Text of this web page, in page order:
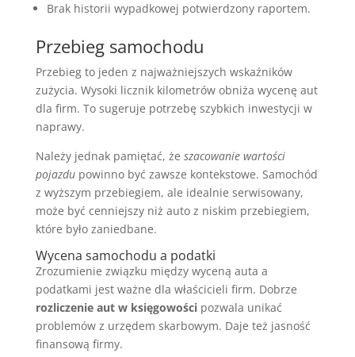
Brak historii wypadkowej potwierdzony raportem.
Przebieg samochodu
Przebieg to jeden z najważniejszych wskaźników
zużycia. Wysoki licznik kilometrów obniża wycenę aut
dla firm. To sugeruje potrzebę szybkich inwestycji w
naprawy.
Należy jednak pamiętać, że szacowanie wartości
pojazdupowinno być zawsze kontekstowe. Samochód
z wyższym przebiegiem, ale idealnie serwisowany,
może być cenniejszy niż auto z niskim przebiegiem,
które było zaniedbane.
Wycena samochodu a podatki
Zrozumienie związku między wyceną auta a
podatkami jest ważne dla właścicieli firm. Dobrze
rozliczenie aut w księgowościpozwala unikać
problemów z urzędem skarbowym. Daje też jasność
finansową firmy.